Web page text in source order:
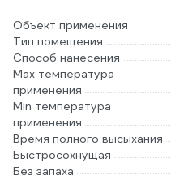
Объект применения
Тип помещения
Способ нанесения
Max температура
применения
Min температура
применения
Время полного высыхания
Быстросохнущая
Без запаха